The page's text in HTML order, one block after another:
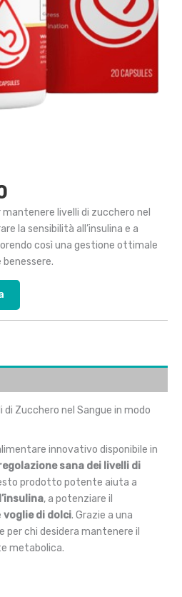
Il
prezzo
attuale
è:
€29.00.
livelli di zucchero nel
la sensibilità all’insulina e a
così una gestione ottimale
di Zucchero nel Sangue in modo
innovativo disponibile in
sana dei livelli di
prodotto potente aiuta a
, a potenziare il
voglie di dolci. Grazie a una
per chi desidera mantenere il
metabolica.